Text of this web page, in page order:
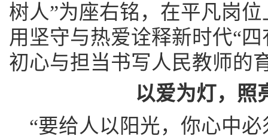
树人”为座右铭，在平凡岗
用坚守与热爱诠释新时代“
初心与担当书写人民教师的
以爱为灯，照
“要给人以阳光，你心中